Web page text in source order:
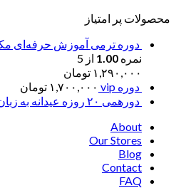
محصولات پر امتیاز
دوره ترمی آموزش حرفه‌ای
نمره 1.00 از 5
۱,۲۹۰,۰۰۰ تومان
دوره vip
۱,۷۰۰,۰۰۰ تومان
دورهمی ۲۰ روزه عیدانه به زبان عربی
About
Our Stores
Blog
Contact
FAQ